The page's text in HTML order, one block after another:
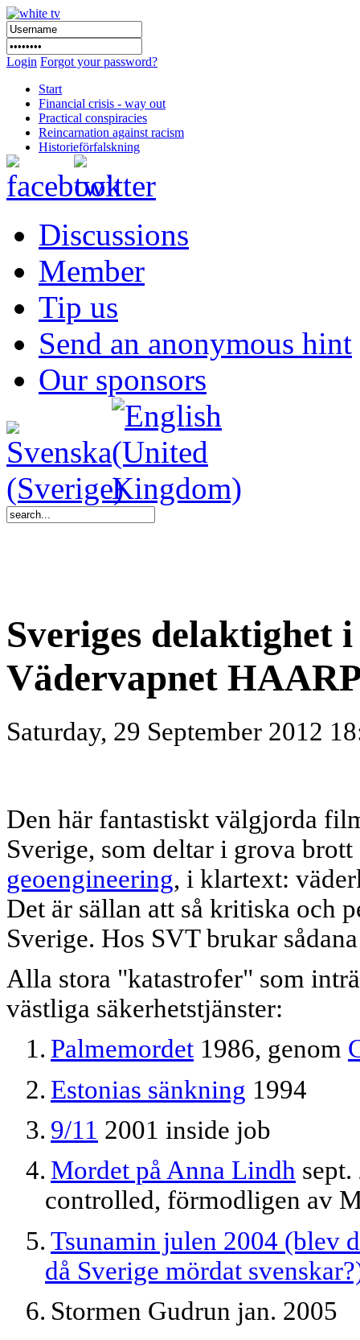
Login Forgot your password?
Start
Financial crisis - way out
Practical conspiracies
Reincarnation against racism
Historieförfalskning
Discussions
Member
Tip us
Send an anonymous hint
Our sponsors
Sveriges delaktighet
Vädervapnet
Saturday, 29 September 2012
Den här fantastiskt välgjorda
Sverige, som deltar i grova
geoengineering, i klartext:
Det är sällan att så kritiska och
Sverige. Hos SVT brukar
Alla stora "katastrofer" som
västliga säkerhetstjänster:
1. Palmemordet 1986, genom
2. Estonias sänkning 1994
3. 9/11 2001 inside job
4. Mordet på Anna Lindh
controlled, förmodligen av
5. Tsunamin julen 2004 (blev
då Sverige mördat
6. Stormen Gudrun jan. 2005